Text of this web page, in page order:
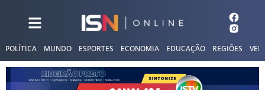
POLÍTICA MUNDO ESPORTES ECONOMIA EDUCAÇÃO REGIÕES